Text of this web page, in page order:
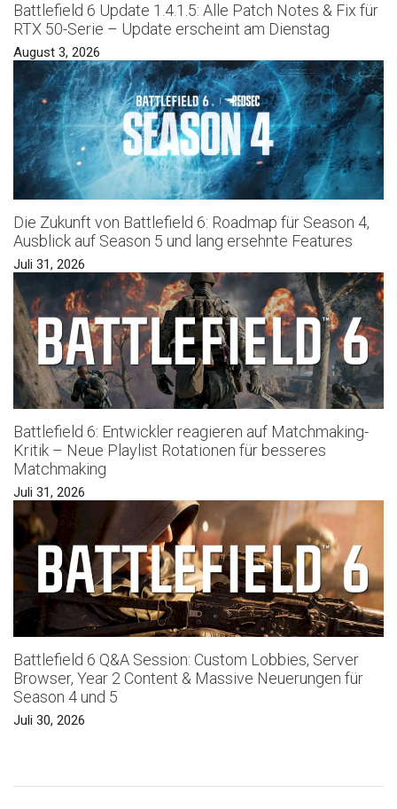
Battlefield 6 Update 1.4.1.5: Alle Patch Notes & Fix für
RTX 50-Serie – Update erscheint am Dienstag
August 3, 2026
Die Zukunft von Battlefield 6: Roadmap für Season 4,
Ausblick auf Season 5 und lang ersehnte Features
Juli 31, 2026
Battlefield 6: Entwickler reagieren auf Matchmaking-
Kritik – Neue Playlist Rotationen für besseres
Matchmaking
Juli 31, 2026
Battlefield 6 Q&A Session: Custom Lobbies, Server
Browser, Year 2 Content & Massive Neuerungen für
Season 4 und 5
Juli 30, 2026